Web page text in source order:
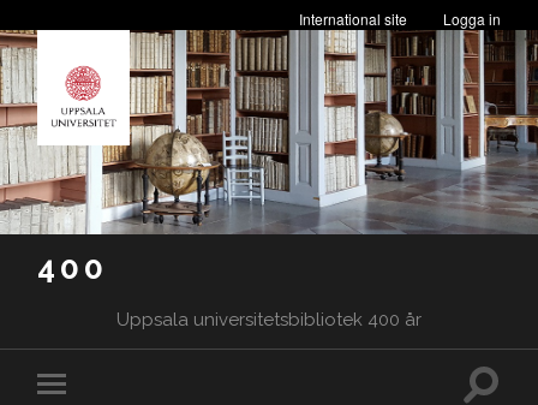
Logga in
International site
400
Uppsala universitetsbibliotek 400 år
Slå